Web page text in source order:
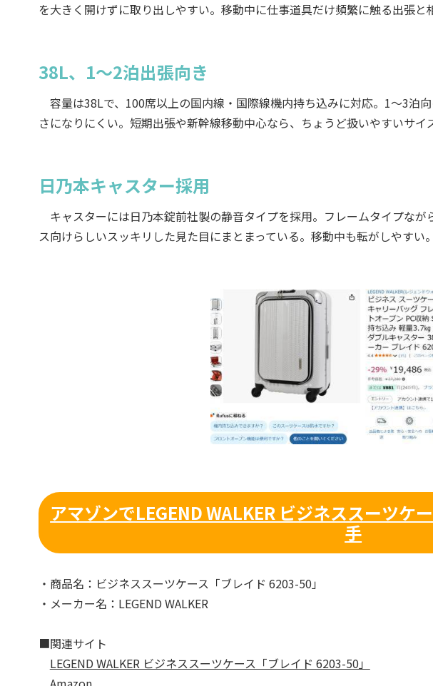
を大きく開けずに取り出しやすい。移動中に仕事道具だけ頻繁に触る出張と
38L、1〜2泊出張向き
容量は38Lで、100席以上の国内線・国際線機内持ち込みに対応。1〜3泊
さになりにくい。短期出張や新幹線移動中心なら、ちょうど扱いやすいサイ
日乃本キャスター採用
キャスターには日乃本錠前社製の静音タイプを採用。フレームタイプな
ス向けらしいスッキリした見た目にまとまっている。移動中も転がしやすい。
アマゾンでLEGEND WALKER ビジネススーツケ
手
・商品名：ビジネススーツケース「ブレイド 6203-50」
・メーカー名：LEGEND WALKER
■関連サイト
LEGEND WALKER ビジネススーツケース「ブレイド 6203-50」